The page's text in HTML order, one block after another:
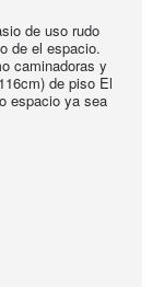
de uso rudo
de el espacio.
caminadoras y
de piso El
espacio ya sea